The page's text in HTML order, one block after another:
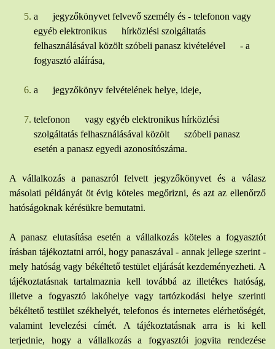
a jegyzőkönyvet felvevő személy és - telefonon vagy
egyéb elektronikus hírközlési szolgáltatás
felhasználásával közölt szóbeli panasz kivételével - a
fogyasztó aláírása,
a jegyzőkönyv felvételének helye, ideje,
telefonon vagy egyéb elektronikus hírközlési
szolgáltatás felhasználásával közölt szóbeli panasz
esetén a panasz egyedi azonosítószáma.
A vállalkozás a panaszról felvett jegyzőkönyvet és a válasz
másolati példányát öt évig köteles megőrizni, és azt az ellenőrző
hatóságoknak kérésükre bemutatni.
A panasz elutasítása esetén a vállalkozás köteles a fogyasztót
írásban tájékoztatni arról, hogy panaszával - annak jellege szerint -
mely hatóság vagy békéltető testület eljárását kezdeményezheti. A
tájékoztatásnak tartalmaznia kell továbbá az illetékes hatóság,
illetve a fogyasztó lakóhelye vagy tartózkodási helye szerinti
békéltető testület székhelyét, telefonos és internetes elérhetőségét,
valamint levelezési címét. A tájékoztatásnak arra is ki kell
terjednie, hogy a vállalkozás a fogyasztói jogvita rendezése